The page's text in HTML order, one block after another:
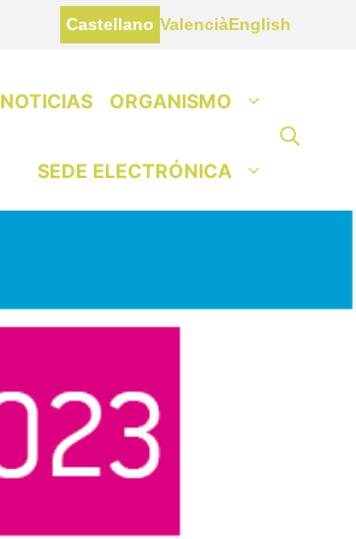
Castellano ValenciàEnglish
NOTICIAS ORGANISMO
SEDE ELECTRÓNICA